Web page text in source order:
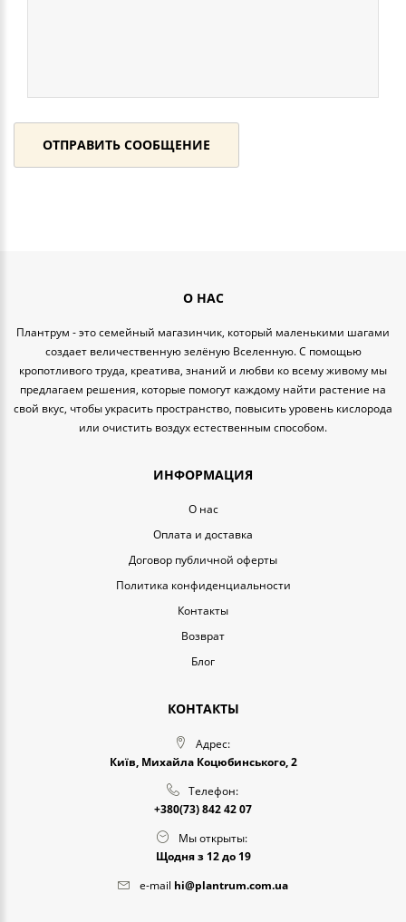
О НАС
Плантрум - это семейный магазинчик, который маленькими шагами
создает величественную зелёную Вселенную. С помощью
кропотливого труда, креатива, знаний и любви ко всему живому мы
предлагаем решения, которые помогут каждому найти растение на
свой вкус, чтобы украсить пространство, повысить уровень кислорода
или очистить воздух естественным способом.
ИНФОРМАЦИЯ
O нас
Оплата и доставка
Договор публичной оферты
Политика конфиденциальности
Контакты
Возврат
Блог
КОНТАКТЫ
Адрес:
Київ, Михайла Коцюбинського, 2
Телефон:
+380(73) 842 42 07
Мы открыты:
Щодня з 12 до 19
e-mail hi@plantrum.com.ua